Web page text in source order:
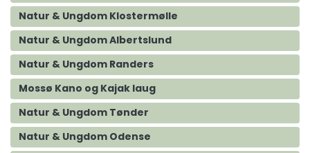
Natur & Ungdom Klostermølle
Natur & Ungdom Albertslund
Natur & Ungdom Randers
Mossø Kano og Kajak laug
Natur & Ungdom Tønder
Natur & Ungdom Odense